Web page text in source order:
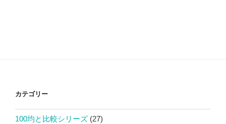
カテゴリー
100均と比較シリーズ (27)